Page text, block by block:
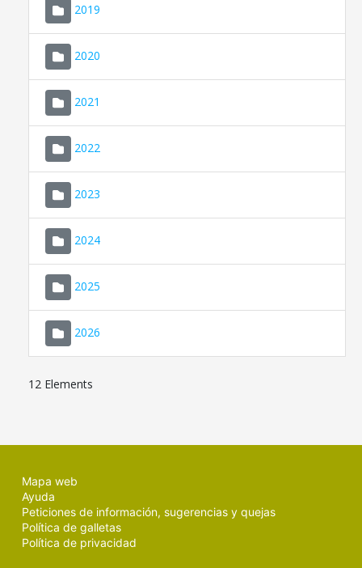
2019
2020
2021
2022
2023
2024
2025
2026
12 Elements
Mapa web
Ayuda
Peticiones de información, sugerencias y quejas
Política de galletas
Política de privacidad